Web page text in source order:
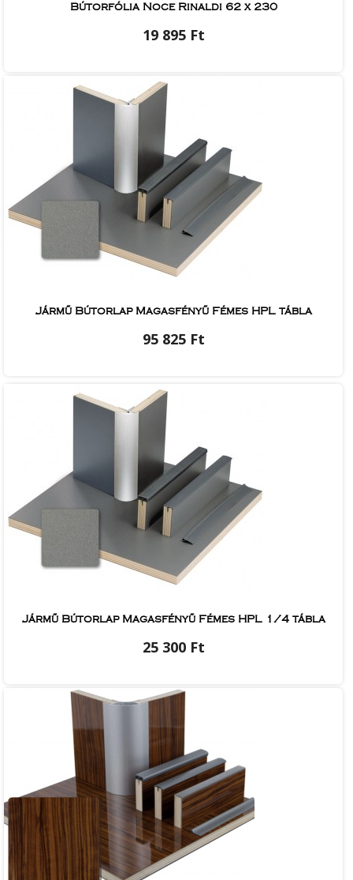
Bútorfólia Noce Rinaldi 62 x 230
19 895 Ft
Jármű Bútorlap Magasfényű Fémes HPL tábla
95 825 Ft
Jármű Bútorlap Magasfényű Fémes HPL 1/4 tábla
25 300 Ft